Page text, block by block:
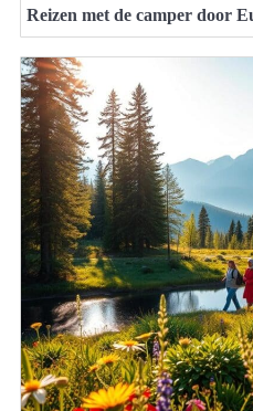
Reizen met de camper door